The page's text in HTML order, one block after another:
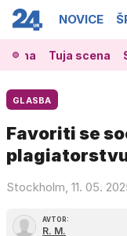
NOVICE
Tuja scena
GLASBA
Favoriti se
Stockholm, 11. 05.
AVTOR:
R. M.